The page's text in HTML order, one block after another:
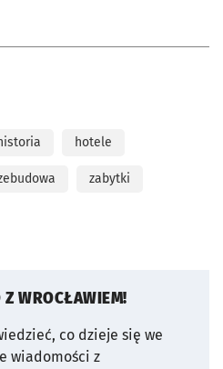
hotele
zabytki
Z WROCŁAWIEM!
co dzieje się we
wiadomości z